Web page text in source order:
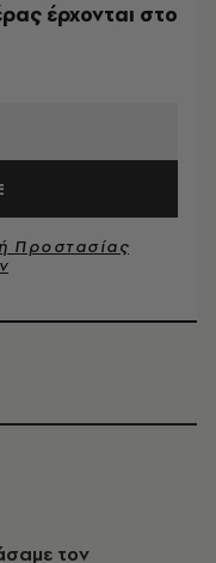
τον
έρχονται στο
Προστασίας